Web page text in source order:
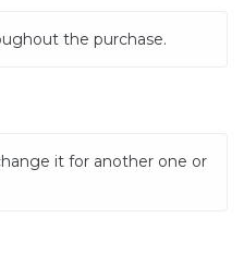
the purchase.
it for another one or